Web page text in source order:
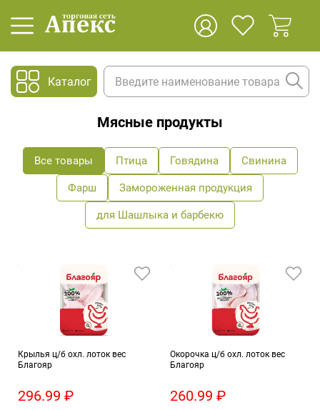
Каталог
Мясные продукты
Все товары Птица Говядина Свинина
Фарш Замороженная продукция
для Шашлыка и барбекю
Крылья ц/б охл. лоток вес
Благояр
296.99 ₽
Окорочка ц/б охл. лоток вес
Благояр
260.99 ₽